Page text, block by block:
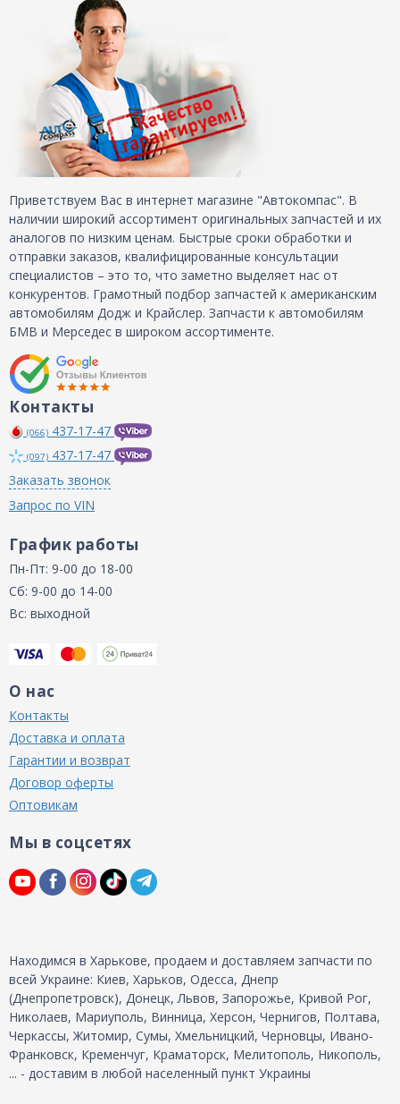
Приветствуем Вас в интернет магазине "Автокомпас". В
наличии широкий ассортимент оригинальных запчастей и их
аналогов по низким ценам. Быстрые сроки обработки и
отправки заказов, квалифицированные консультации
специалистов – это то, что заметно выделяет нас от
конкурентов. Грамотный подбор запчастей к американским
автомобилям Додж и Крайслер. Запчасти к автомобилям
БМВ и Мерседес в широком ассортименте.
Контакты
(066) 437-17-47
(097) 437-17-47
Заказать звонок
Запрос по VIN
График работы
Пн-Пт: 9-00 до 18-00
Сб: 9-00 до 14-00
Вс: выходной
О нас
Контакты
Доставка и оплата
Гарантии и возврат
Договор оферты
Оптовикам
Мы в соцсетях
Находимся в Харькове, продаем и доставляем запчасти по
всей Украине: Киев, Харьков, Одесса, Днепр
(Днепропетровск), Донецк, Львов, Запорожье, Кривой Рог,
Николаев, Мариуполь, Винница, Херсон, Чернигов, Полтава,
Черкассы, Житомир, Сумы, Хмельницкий, Черновцы, Ивано-
Франковск, Кременчуг, Краматорск, Мелитополь, Никополь,
... - доставим в любой населенный пункт Украины